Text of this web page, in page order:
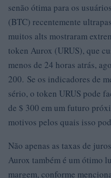
senão ótima para os
(BTC) recentemente
muitos alts mostraram
token Aurox (URUS), que
menos de 24 horas atrás,
200. Se os indicadores de
sério, o token URUS pode
de $ 300 em um futuro
motivos pelos quais isso
Não apenas as taxas de
Aurox também é um ótimo
margem, conforme